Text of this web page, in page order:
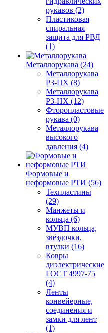
рукавов (2)
Пластиковая
спиральная
защита для РВД
(1)
Металлорукава (24)
Металлорукава
Р3-ЦХ (8)
Металлорукава
Р3-НХ (12)
Фторопластовые
рукава (0)
Металлорукава
высокого
давления (4)
Формовые и
неформовые РТИ (56)
Техпластины
(29)
Манжеты и
кольца (6)
МУВП кольца,
звёздочки,
втулки (16)
Ковры
диэлектрические
ГОСТ 4997-75
(4)
Ленты
конвейерные,
соединения и
замки для лент
(1)